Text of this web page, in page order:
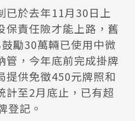
已於去年11月30日上
保責任險才能上路，舊
勵30萬輛已使用中微
管，今年底前完成掛牌
提供免徵450元牌照和
計至2月底止，已有超
登記。